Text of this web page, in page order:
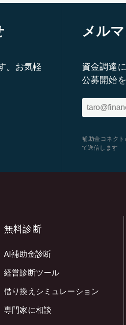
。お気軽
メル
資金調達
公募開始
補助金コネクト
て送信します
無料診断
AI補助金診断
経営診断ツール
借り換えシミュレーション
専門家に相談